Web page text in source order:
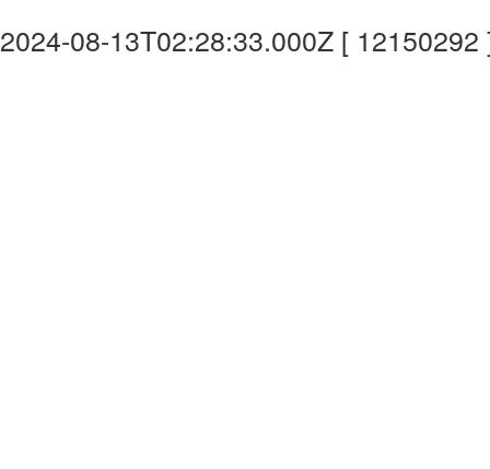
2024-08-13T02:28:33.000Z [ 12150292